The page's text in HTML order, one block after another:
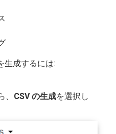
生成するには:
CSV の生成を選択し